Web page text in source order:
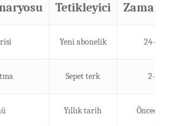
Tetikleyici Zaman
Yeni abonelik 24-72
Sepet terk 2-6
Yıllık tarih Önceden